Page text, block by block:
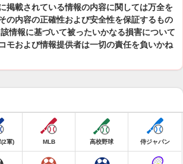
掲載されている情報の内容に関しては万全を
の内容の正確性および安全性を保証するもの
情報に基づいて被ったいかなる損害について
モおよび情報提供者は一切の責任を負いかね
(2軍) MLB 高校野球 侍ジャパン